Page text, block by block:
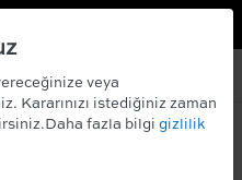
veya
Kararınızı istediğiniz zaman
fazla bilgi gizlilik